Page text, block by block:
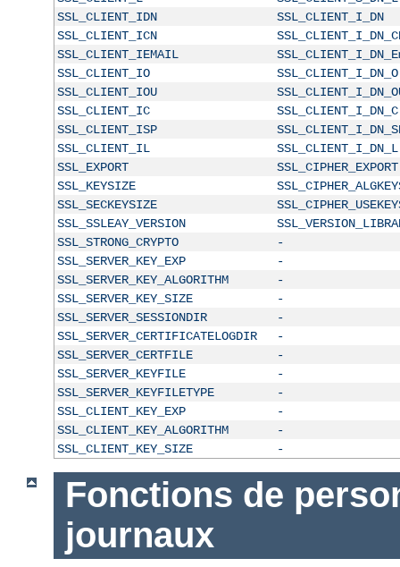
SSL_CLIENT_IDN
SSL_CLIENT_I_DN
SSL_CLIENT_ICN
SSL_CLIENT_IEMAIL
SSL_CLIENT_IO
SSL_CLIENT_I_DN_O
SSL_CLIENT_IOU
SSL_CLIENT_IC
SSL_CLIENT_I_DN_C
SSL_CLIENT_ISP
SSL_CLIENT_IL
SSL_CLIENT_I_DN_L
SSL_EXPORT
SSL_CIPHER_EXPORT
SSL_KEYSIZE
SSL_SECKEYSIZE
SSL_SSLEAY_VERSION
SSL_STRONG_CRYPTO
-
SSL_SERVER_KEY_EXP
-
SSL_SERVER_KEY_ALGORITHM
-
SSL_SERVER_KEY_SIZE
-
SSL_SERVER_SESSIONDIR
-
SSL_SERVER_CERTIFICATELOGDIR
-
SSL_SERVER_CERTFILE
-
SSL_SERVER_KEYFILE
-
SSL_SERVER_KEYFILETYPE
-
SSL_CLIENT_KEY_EXP
-
SSL_CLIENT_KEY_ALGORITHM
-
SSL_CLIENT_KEY_SIZE
-
Fonctions de
journaux